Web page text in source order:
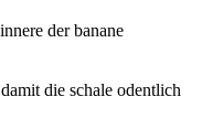
der banane
die schale odentlich